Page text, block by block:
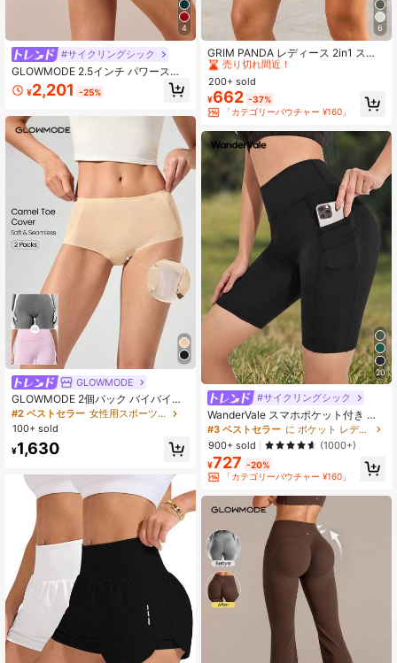
4
#サイクリングシック
GLOWMODE 2.5インチ パワースカ
ルプト™ クールコルセット クイック
ドライ 光沢あるバイカーショーツ 滑
ョギング トレーニング ジム ワーク
アウト
¥2,201 -25%
GLOWMODE
GLOWMODE 2個パック バイバイラ
インズ 軽量 通気性 伸縮性 シームレ
ス ハイウエスト フォームパッド ブ
リーフ 下着 デイリーカジュアルウェ
ア
#2 ベストセラー
女性用スポーツブリーフ
100+ sold
¥1,630
6
GRIM PANDA レディース 2in1 スポ
ーツショーツ インナー付き 速乾 軽
量 夏用 ヨガ ランニング ジョギング
フィットネス トレーニング カジュア
ル アスレチックショーツ
#2 ベストセラー
売り切れ間近！
#2 ベストセラー
売り切れ間近！
#2 ベストセラー
売り切れ間近！
#2 ベストセラー
に ポケット レディーススポーツショーツ
売り切れ間近！
200+ sold
¥662 -37%
「カテゴリーバウチャー ¥160」
20
#サイクリングシック
WanderVale スマホポケット付き 伸
縮性のあるソリッドバイカーショー
ツ
#3 ベストセラー
に ポケット レディーススポーツショーツ
900+ sold
(1000+)
¥727 -20%
「カテゴリーバウチャー ¥160」